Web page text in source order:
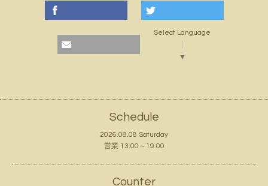
Select Language
▼
Schedule
2026.08.08 Saturday
営業 13:00～19:00
Counter